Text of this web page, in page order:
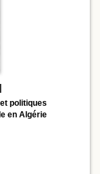
politiques
en Algérie